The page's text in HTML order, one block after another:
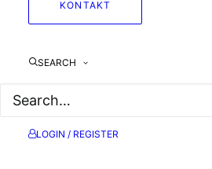
KONTAKT
SEARCH
LOGIN / REGISTER